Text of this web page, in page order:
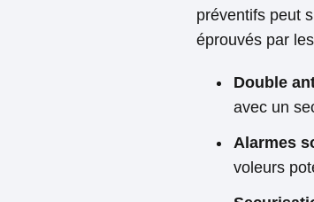
préventifs peut
éprouvés par
Double
avec un
Alarmes
voleurs